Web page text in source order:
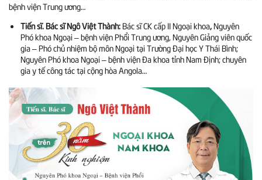
bệnh viện Trung ương…
Tiến sĩ. Bác sĩ Ngô Việt Thành:Bác sĩ CK cấp II Ngoại khoa,Nguyên
Phó khoa Ngoại – bệnh viện Phổi Trung ương, Nguyên Giảng viên quốc
gia – Phó chủ nhiệm bộ môn Ngoại tại Trường Đại học Y Thái Bình;
Nguyên Phó khoa Ngoại – bệnh viện Đa khoa tỉnh Nam Định; chuyên
gia y tế công tác tại cộng hòa Angola…